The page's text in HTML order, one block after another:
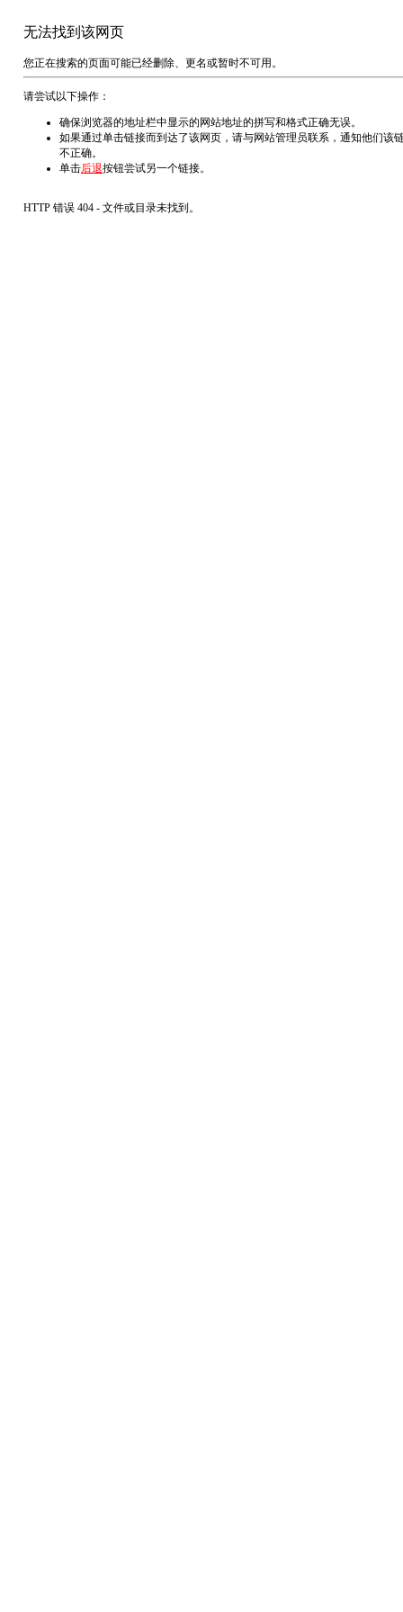
无法找到该网页
您正在搜索的页面可能已经删除、更名或暂时不可用。
请尝试以下操作：
确保浏览器的地址栏中显示的网站地址的拼写和格式正确无误。
如果通过单击链接而到达了该网页，请与网站管理员联系，通知他们该
不正确。
单击后退按钮尝试另一个链接。
HTTP 错误 404 - 文件或目录未找到。